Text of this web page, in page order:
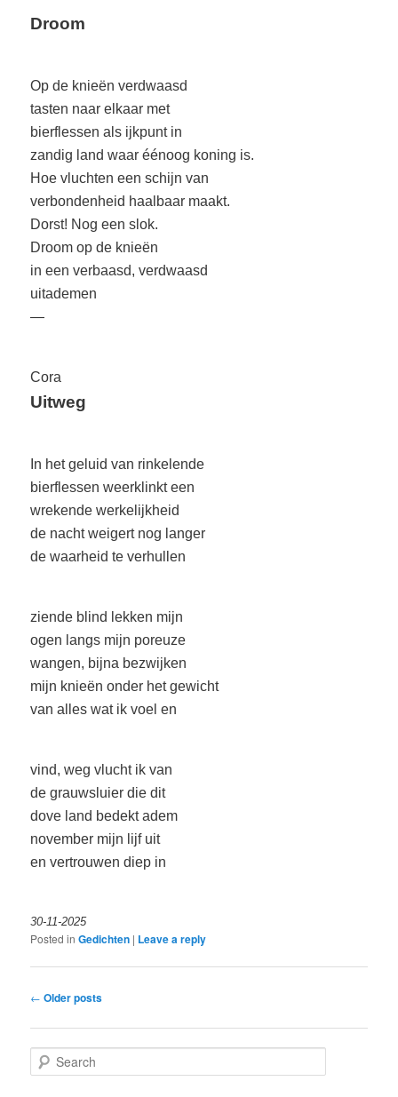
Droom
Op de knieën verdwaasd
tasten naar elkaar met
bierflessen als ijkpunt in
zandig land waar éénoog koning is.
Hoe vluchten een schijn van
verbondenheid haalbaar maakt.
Dorst! Nog een slok.
Droom op de knieën
in een verbaasd, verdwaasd
uitademen
—
Cora
Uitweg
In het geluid van rinkelende
bierflessen weerklinkt een
wrekende werkelijkheid
de nacht weigert nog langer
de waarheid te verhullen
ziende blind lekken mijn
ogen langs mijn poreuze
wangen, bijna bezwijken
mijn knieën onder het gewicht
van alles wat ik voel en
vind, weg vlucht ik van
de grauwsluier die dit
dove land bedekt adem
november mijn lijf uit
en vertrouwen diep in
30-11-2025
Posted in Gedichten | Leave a reply
Post
← Older posts
e